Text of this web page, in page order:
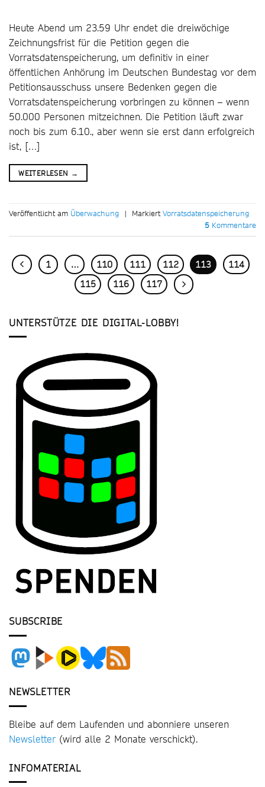
Heute Abend um 23.59 Uhr endet die dreiwöchige
Zeichnungsfrist für die Petition gegen die
Vorratsdatenspeicherung, um definitiv in einer
öffentlichen Anhörung im Deutschen Bundestag vor dem
Petitionsausschuss unsere Bedenken gegen die
Vorratsdatenspeicherung vorbringen zu können – wenn
50.000 Personen mitzeichnen. Die Petition läuft zwar
noch bis zum 6.10., aber wenn sie erst dann erfolgreich
ist, […]
WEITERLESEN →
Veröffentlicht am Überwachung | MarkiertVorratsdatenspeicherung
5 Kommentare
1 … 110 111 112 113
114
115
116 117
UNTERSTÜTZE DIE DIGITAL-LOBBY!
SUBSCRIBE
NEWSLETTER
Bleibe auf dem Laufenden und abonniere unseren
Newsletter (wird alle 2 Monate verschickt).
INFOMATERIAL